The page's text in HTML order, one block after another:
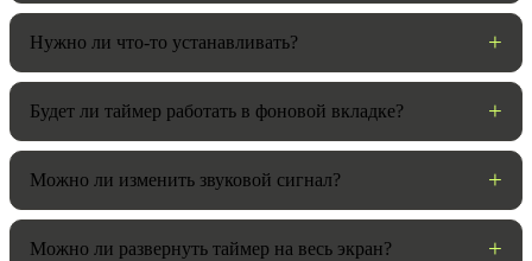
Громкость:
Нужно ли что-то устанавливать?
Будет ли таймер работать в фоновой вкладке?
Можно ли изменить звуковой сигнал?
Можно ли развернуть таймер на весь экран?